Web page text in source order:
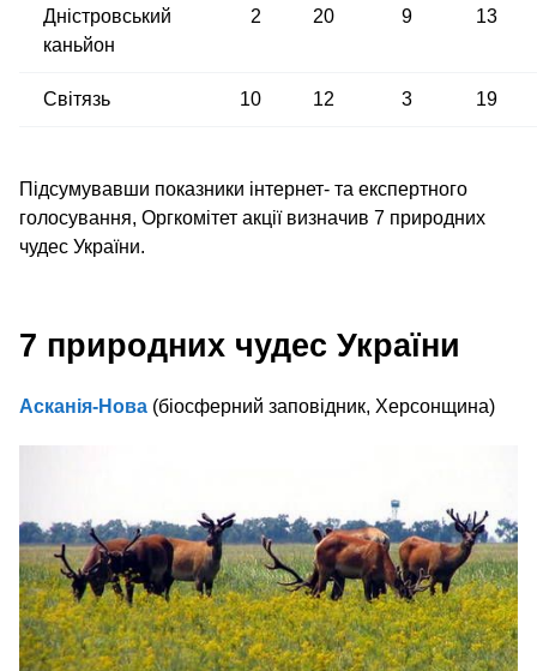
Дністровський
каньйон
2 20 9 13
Світязь 10 12 3 19
Підсумувавши показники інтернет- та експертного
голосування, Оргкомітет акції визначив 7 природних
чудес України.
7 природних чудес України
Асканія-Нова (біосферний заповідник, Херсонщина)